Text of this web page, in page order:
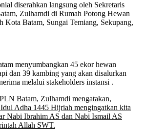
diserahkan langsung oleh Sekretaris
Zulhamdi di Rumah Potong Hewan
Kota Batam, Sungai Temiang, Sekupang,
menyumbangkan 45 ekor hewan
dan 39 kambing yang akan disalurkan
melalui stakeholders instansi .
Batam, Zulhamdi mengatakan,
Adha 1445 Hijriah mengingatkan kita
Nabi Ibrahim AS dan Nabi Ismail AS
Allah SWT.